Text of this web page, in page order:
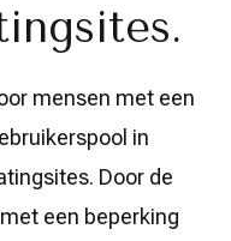
mensen met een
in
Door de
een beperking